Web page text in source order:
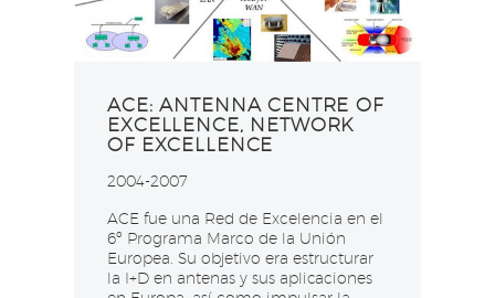
ACE: ANTENNA CENTRE OF
EXCELLENCE, NETWORK
OF EXCELLENCE
2004-2007
ACE fue una Red de Excelencia en el
6º Programa Marco de la Unión
Europea. Su objetivo era estructurar
la I+D en antenas y sus aplicaciones